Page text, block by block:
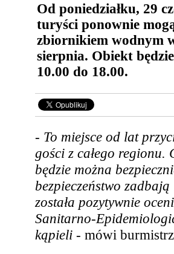
Od poniedziałku, 29
turyści ponownie
zbiornikiem wodnym
sierpnia. Obiekt
10.00 do 18.00.
- To miejsce od lat
gości z całego regionu.
będzie można
bezpieczeństwo
została pozytywnie
Sanitarno-
kąpieli- mówi